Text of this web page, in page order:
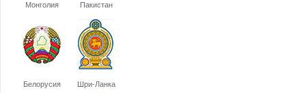
Монголия Пакистан
Белорусия Шри-Ланка